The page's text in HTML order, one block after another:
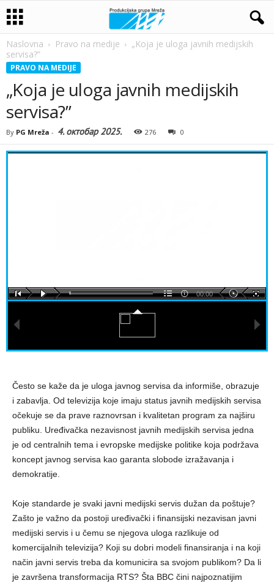
Naslovna Pravo na medije
„Koja je uloga javnih medijskih
servisa?”
PRAVO NA MEDIJE
„Koja je uloga javnih medijskih
servisa?”
By PG Mreža - 4. октобар 2025. 276 0
00:00
Često se kaže da je uloga javnog servisa da informiše, obrazuje
i zabavlja. Od televizija koje imaju status javnih medijskih servisa
očekuje se da prave raznovrsan i kvalitetan program za najširu
publiku. Uređivačka nezavisnost javnih medijskih servisa jedna
je od centralnih tema i evropske medijske politike koja podržava
koncept javnog servisa kao garanta slobode izražavanja i
demokratije.
Koje standarde je svaki javni medijski servis dužan da poštuje?
Zašto je važno da postoji uređivački i finansijski nezavisan javni
medijski servis i u čemu se njegova uloga razlikuje od
komercijalnih televizija? Koji su dobri modeli finansiranja i na koji
način javni servis treba da komunicira sa svojom publikom? Da li
je završena transformacija RTS? Šta BBC čini najpoznatijim